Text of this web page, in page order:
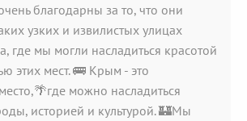
благодарны за то, что они
узких и извилистых улицах
где мы могли насладиться красотой
этих мест. 🚌 Крым - это
можно насладиться
историей и культурой. 🏰Мы